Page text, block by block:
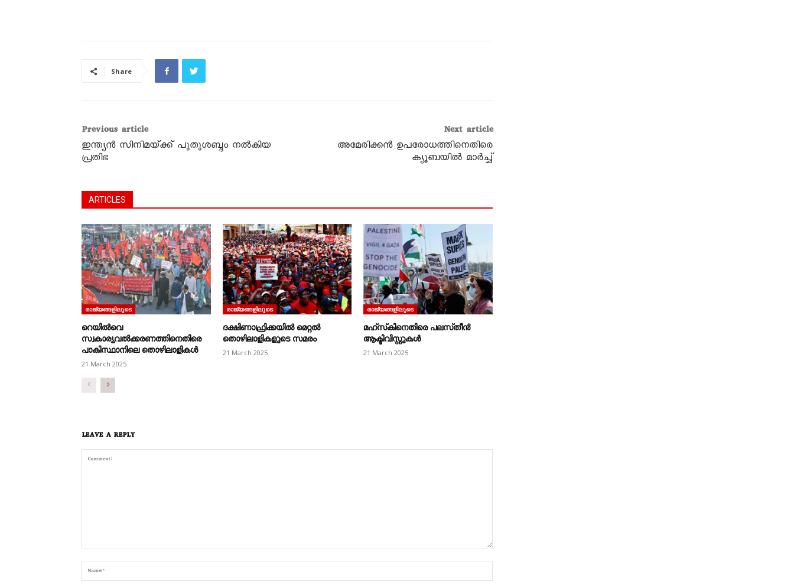
Share
Previous article
ഇന്ത്യൻ സിനിമയ്‌ക്ക്‌ പുതുശബ്ദം നൽകിയ
പ്രതിഭ
Next article
അമേരിക്കൻ ഉപരോധത്തിനെതിരെ
ക്യൂബയിൽ മാർച്ച്‌
ARTICLES
രാജ്യങ്ങളിലൂടെ
റെയിൽവെ
സ്വകാര്യവൽക്കരണത്തിനെതിരെ
പാകിസ്ഥാനിലെ തൊഴിലാളികൾ
21 March 2025
രാജ്യങ്ങളിലൂടെ
ദക്ഷിണാഫ്രിക്കയിൽ മെറ്റൽ
തൊഴിലാളികളുടെ സമരം
21 March 2025
രാജ്യങ്ങളിലൂടെ
മഹ്‌സ്‌കിനെതിരെ പലസ്‌തീൻ
ആക്ടിവിസ്റ്റുകൾ
21 March 2025
LEAVE A REPLY